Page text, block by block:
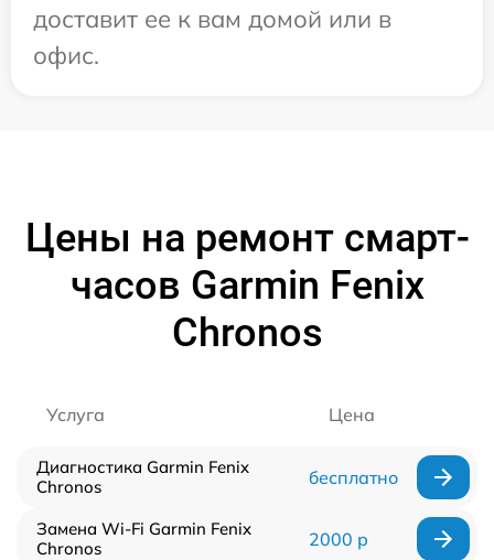
доставит ее к вам домой или в
офис.
Цены на ремонт смарт-
часов Garmin Fenix
Chronos
Услуга Цена
Диагностика Garmin Fenix
Chronos
бесплатно
Замена Wi-Fi Garmin Fenix
Chronos
2000 р